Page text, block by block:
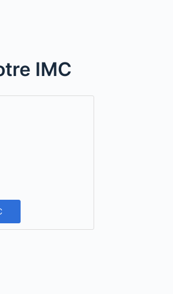
IMC